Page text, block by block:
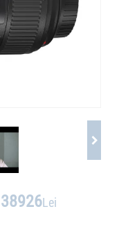
38926Lei